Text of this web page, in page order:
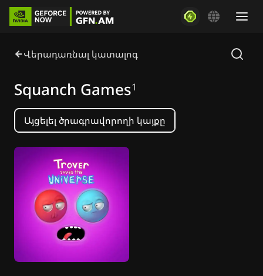
Վերադառնալ կատալոգ
Squanch Games1
Այցելել ծրագրավորողի կայքը